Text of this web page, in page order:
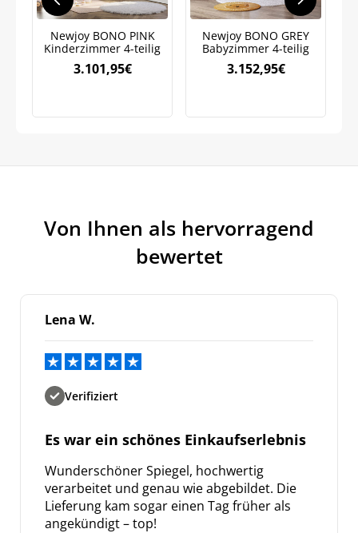
Newjoy BONO PINK
Kinderzimmer 4-teilig
3.101,95€
Newjoy BONO GREY
Babyzimmer 4-teilig
3.152,95€
Von Ihnen als hervorragend
bewertet
Lena W.
Verifiziert
Es war ein schönes Einkaufserlebnis
Wunderschöner Spiegel, hochwertig
verarbeitet und genau wie abgebildet. Die
Lieferung kam sogar einen Tag früher als
angekündigt – top!
auf Ihre erste Bestellung sichern!
Neuigkeiten und Angebote.